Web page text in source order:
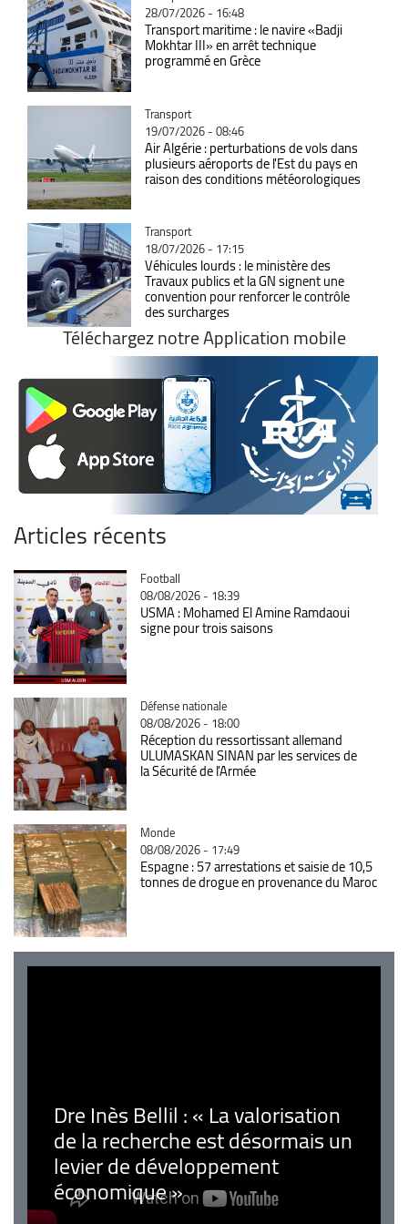
28/07/2026 - 16:48
Transport maritime : le navire «Badji
Mokhtar III» en arrêt technique
programmé en Grèce
Catégorie
Transport
19/07/2026 - 08:46
Air Algérie : perturbations de vols dans
plusieurs aéroports de l'Est du pays en
raison des conditions météorologiques
Catégorie
Transport
18/07/2026 - 17:15
Véhicules lourds : le ministère des
Travaux publics et la GN signent une
convention pour renforcer le contrôle
des surcharges
Téléchargez notre Application mobile
Articles récents
Catégorie
Football
08/08/2026 - 18:39
USMA : Mohamed El Amine Ramdaoui
signe pour trois saisons
Catégorie
Défense nationale
08/08/2026 - 18:00
Réception du ressortissant allemand
ULUMASKAN SINAN par les services de
la Sécurité de l’Armée
Catégorie
Monde
08/08/2026 - 17:49
Espagne : 57 arrestations et saisie de 10,5
tonnes de drogue en provenance du Maroc
Dre Inès Bellil : « La valorisation
de la recherche est désormais un
levier de développement
économique »